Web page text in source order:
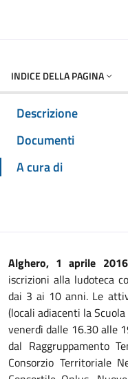
INDICE DELLA PAGINA
Descrizione
Documenti
A cura di
Alghero, 1 aprile 2016
iscrizioni alla ludoteca
dai 3 ai 10 anni. Le
(locali adiacenti la
venerdì dalle 16.30 alle
dal Raggruppamento
Consorzio Territoriale